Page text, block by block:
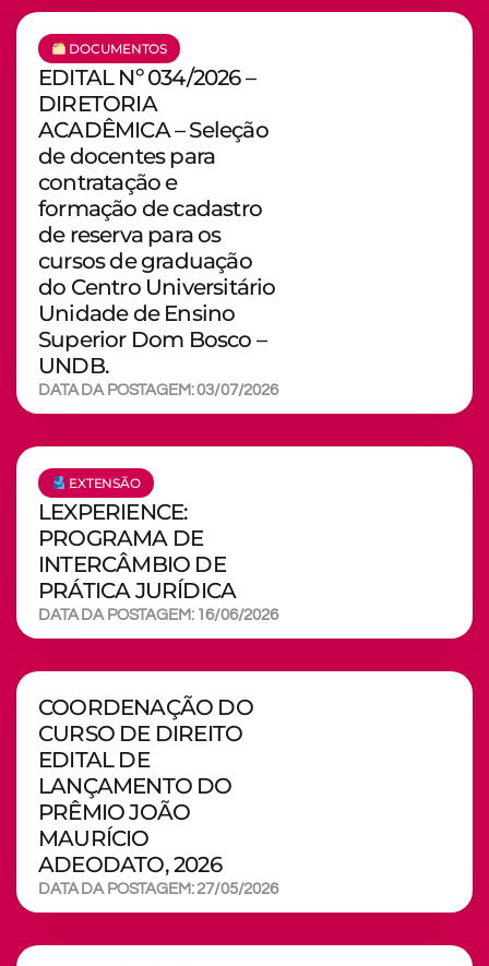
DOCUMENTOS
EDITAL Nº 034/2026 –
DIRETORIA
ACADÊMICA – Seleção
de docentes para
contratação e
formação de cadastro
de reserva para os
cursos de graduação
do Centro Universitário
Unidade de Ensino
Superior Dom Bosco –
UNDB.
DATA DA POSTAGEM: 03/07/2026
EXTENSÃO
LEXPERIENCE:
PROGRAMA DE
INTERCÂMBIO DE
PRÁTICA JURÍDICA
DATA DA POSTAGEM: 16/06/2026
COORDENAÇÃO DO
CURSO DE DIREITO
EDITAL DE
LANÇAMENTO DO
PRÊMIO JOÃO
MAURÍCIO
ADEODATO, 2026
DATA DA POSTAGEM: 27/05/2026